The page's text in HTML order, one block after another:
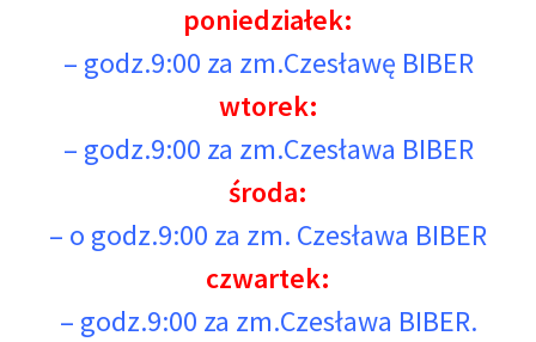
poniedziałek:
– godz.9:00 za zm.Czesławę BIBER
wtorek:
– godz.9:00 za zm.Czesława BIBER
środa:
– o godz.9:00 za zm. Czesława BIBER
czwartek:
– godz.9:00 za zm.Czesława BIBER.